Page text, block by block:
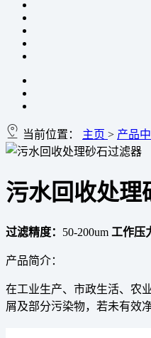
当前位置： 主页 > 产品
污水回收处理
过滤精度： 50-200um 工作压
产品简介：
在工业生产、市政生活、农
屑及部分污染物，若未有效